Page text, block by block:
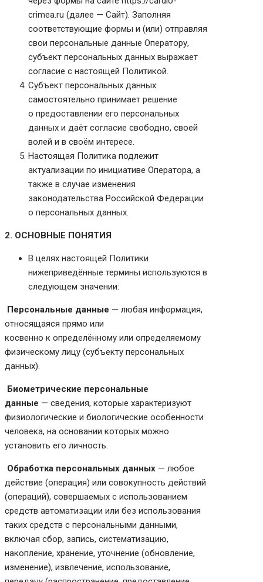
crimea.ru (далее — Сайт). Заполняя
соответствующие формы и (или) отправляя
свои персональные данные Оператору,
субъект персональных данных выражает
согласие с настоящей Политикой.
Субъект персональных данных
самостоятельно принимает решение
о предоставлении его персональных
данных и даёт согласие свободно, своей
волей и в своём интересе.
Настоящая Политика подлежит
актуализации по инициативе Оператора, а
также в случае изменения
законодательства Российской Федерации
о персональных данных.
2. ОСНОВНЫЕ ПОНЯТИЯ
В целях настоящей Политики
нижеприведённые термины используются в
следующем значении:
Персональные данные — любая информация,
относящаяся прямо или
косвенно к определённому или определяемому
физическому лицу (субъекту персональных
данных).
Биометрические персональные
данные — сведения, которые характеризуют
физиологические и биологические особенности
человека, на основании которых можно
установить его личность.
Обработка персональных данных — любое
действие (операция) или совокупность действий
(операций), совершаемых с использованием
средств автоматизации или без использования
таких средств с персональными данными,
включая сбор, запись, систематизацию,
накопление, хранение, уточнение (обновление,
изменение), извлечение, использование,